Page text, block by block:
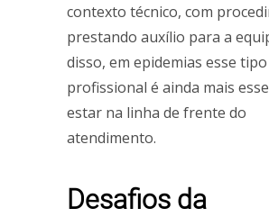
contexto técnico, com
prestando auxílio para a
disso, em epidemias esse
profissional é ainda mais
estar na linha de frente do
atendimento.
Desafios da